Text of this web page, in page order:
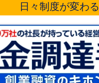
日々制度が変わる